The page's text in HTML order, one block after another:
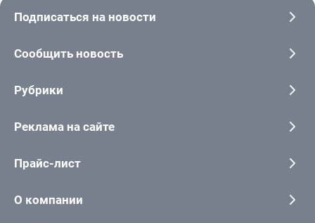
Подписаться на новости
Сообщить новость
Рубрики
Реклама на сайте
Прайс-лист
О компании